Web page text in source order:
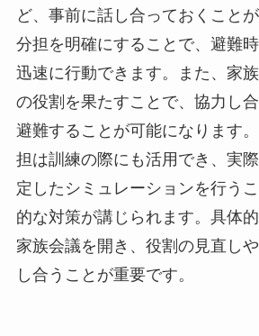
ど、事前に話し合っておくこと
分担を明確にすることで、避難時
迅速に行動できます。また、家
の役割を果たすことで、協力し
避難することが可能になります
担は訓練の際にも活用でき、実
定したシミュレーションを行う
的な対策が講じられます。具体
家族会議を開き、役割の見直し
し合うことが重要です。